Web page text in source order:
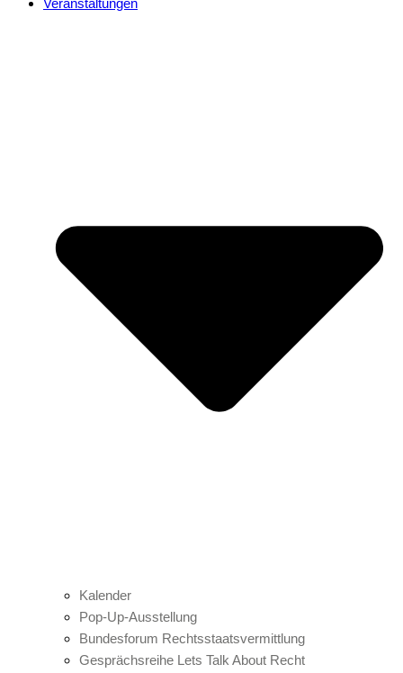
Veranstaltungen
Kalender
Pop-Up-Ausstellung
Bundesforum Rechtsstaatsvermittlung
Gesprächsreihe Lets Talk About Recht